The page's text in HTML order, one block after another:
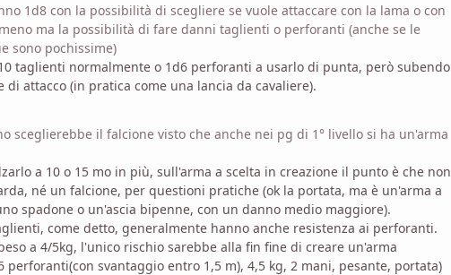
1d8 con la possibilità di scegliere se vuole attaccare con la lama o con
ma la possibilità di fare danni taglienti o perforanti (anche se le
sono pochissime)
taglienti normalmente o 1d6 perforanti a usarlo di punta, però subendo
attacco (in pratica come una lancia da cavaliere).
sceglierebbe il falcione visto che anche nei pg di 1° livello si ha un'arma
a 10 o 15 mo in più, sull'arma a scelta in creazione il punto è che non
né un falcione, per questioni pratiche (ok la portata, ma è un'arma a
spadone o un'ascia bipenne, con un danno medio maggiore).
come detto, generalmente hanno anche resistenza ai perforanti.
a 4/5kg, l'unico rischio sarebbe alla fin fine di creare un'arma
svantaggio entro 1,5 m), 4,5 kg, 2 mani, pesante, portata)